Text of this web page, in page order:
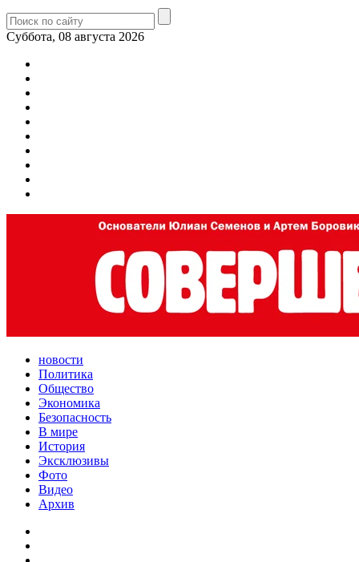
Суббота, 08 августа 2026
новости
Политика
Общество
Экономика
Безопасность
В мире
История
Эксклюзивы
Фото
Видео
Архив